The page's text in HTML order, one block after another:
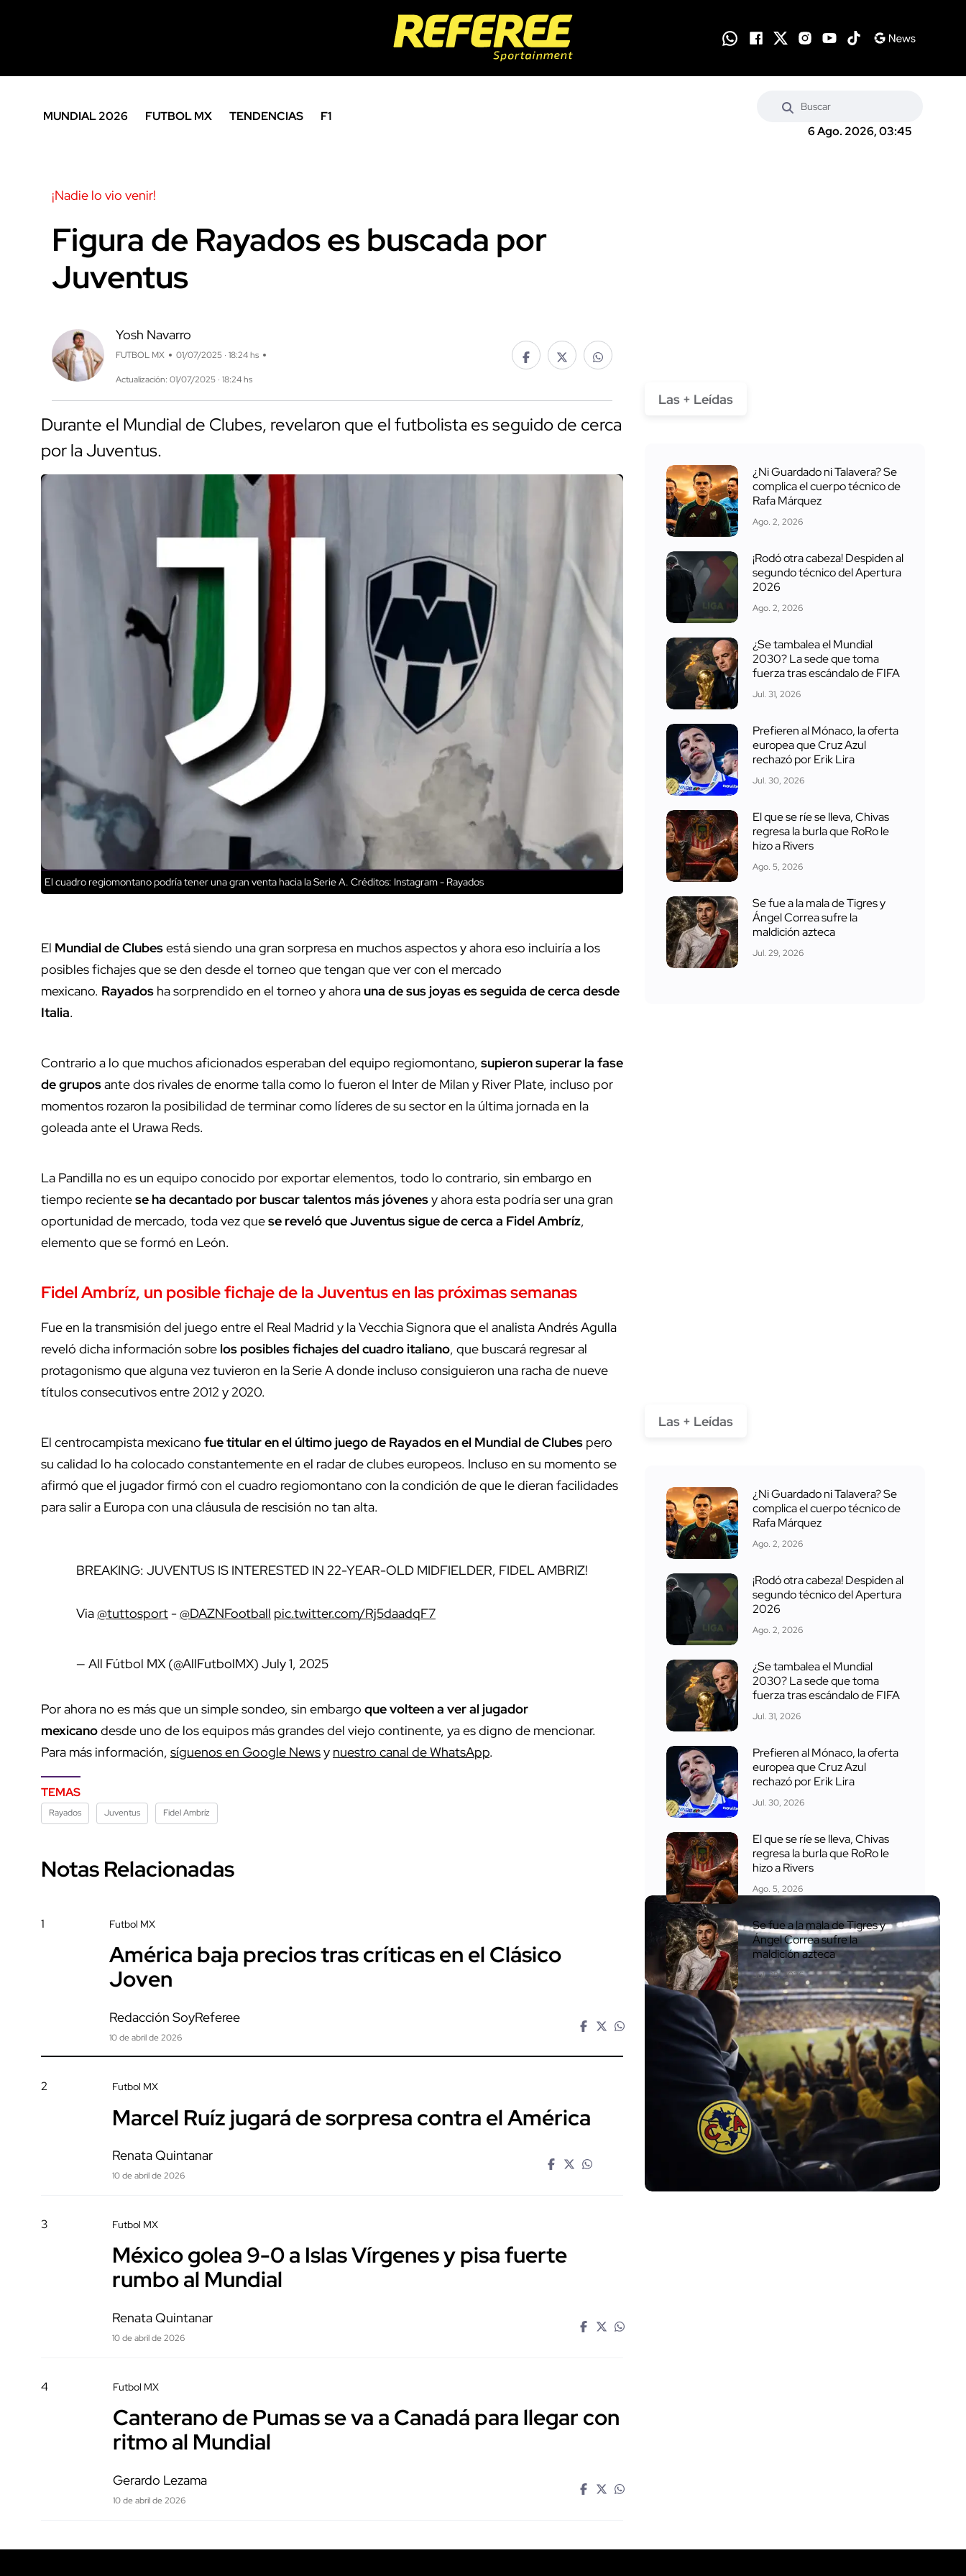
MUNDIAL 2026 FUTBOL MX TENDENCIAS
F1
6 Ago. 2026, 03:45
¡Nadie lo vio venir!
Figura de Rayados es buscada por
Juventus
Yosh Navarro
FUTBOL MX 01/07/2025 · 18:24 hs
Actualización: 01/07/2025 · 18:24 hs
Durante el Mundial de Clubes, revelaron que el futbolista es seguido de cerca
por la Juventus.
El cuadro regiomontano podría tener una gran venta hacia la Serie A. Créditos: Instagram - Rayados
El Mundial de Clubesestá siendo una gran sorpresa en muchos aspectos y ahora eso incluiría a los
posibles fichajes que se den desde el torneo que tengan que ver con el mercado
mexicano. Rayados ha sorprendido en el torneo y ahora una de sus joyas es seguida de cerca desde
Italia.
Contrario a lo que muchos aficionados esperaban del equipo regiomontano, supieron superar la fase
de gruposante dos rivales de enorme talla como lo fueron el Inter de Milan y River Plate, incluso por
momentos rozaron la posibilidad de terminar como líderes de su sector en la última jornada en la
goleada ante el Urawa Reds.
La Pandilla no es un equipo conocido por exportar elementos, todo lo contrario, sin embargo en
tiempo recientese ha decantado por buscar talentos más jóvenesy ahora esta podría ser una gran
oportunidad de mercado, toda vez quese reveló que Juventus sigue de cerca a Fidel Ambríz,
elemento que se formó en León.
Fidel Ambríz, un posible fichaje de la Juventus en las próximas semanas
Fue en la transmisión del juego entre el Real Madrid y la Vecchia Signora que el analista Andrés Agulla
reveló dicha información sobre los posibles fichajes del cuadro italiano, que buscará regresar al
protagonismo que alguna vez tuvieron en la Serie A donde incluso consiguieron una racha de nueve
títulos consecutivos entre 2012 y 2020.
El centrocampista mexicano fue titular en el último juego de Rayados en el Mundial de Clubes pero
su calidad lo ha colocado constantemente en el radar de clubes europeos. Incluso en su momento se
afirmó que el jugador firmó con el cuadro regiomontano con la condición de que le dieran facilidades
para salir a Europa con una cláusula de rescisión no tan alta.
BREAKING: JUVENTUS IS INTERESTED IN 22-YEAR-OLD MIDFIELDER, FIDEL AMBRIZ!
Via@tuttosport -@DAZNFootball pic.twitter.com/Rj5daadqF7
— All Fútbol MX (@AllFutbolMX) July 1, 2025
Por ahora no es más que un simple sondeo, sin embargo que volteen a ver al jugador
mexicanodesde uno de los equipos más grandes del viejo continente, ya es digno de mencionar.
Para más información, síguenos en Google Newsy nuestro canal de WhatsApp.
TEMAS
Rayados Juventus Fidel Ambríz
Notas Relacionadas
1 Futbol MX
América baja precios tras críticas en el Clásico
Joven
Redacción SoyReferee
10 de abril de 2026
2 Futbol MX
Marcel Ruíz jugará de sorpresa contra el América
Renata Quintanar
10 de abril de 2026
3 Futbol MX
México golea 9-0 a Islas Vírgenes y pisa fuerte
rumbo al Mundial
Renata Quintanar
10 de abril de 2026
4 Futbol MX
Canterano de Pumas se va a Canadá para llegar con
ritmo al Mundial
Gerardo Lezama
10 de abril de 2026
Las + Leídas
¿Ni Guardado ni Talavera? Se
complica el cuerpo técnico de
Rafa Márquez
Ago. 2, 2026
¡Rodó otra cabeza! Despiden al
segundo técnico del Apertura
2026
Ago. 2, 2026
¿Se tambalea el Mundial
2030? La sede que toma
fuerza tras escándalo de FIFA
Jul. 31, 2026
Prefieren al Mónaco, la oferta
europea que Cruz Azul
rechazó por Erik Lira
Jul. 30, 2026
El que se ríe se lleva, Chivas
regresa la burla que RoRo le
hizo a Rivers
Ago. 5, 2026
Se fue a la mala de Tigres y
Ángel Correa sufre la
maldición azteca
Jul. 29, 2026
Las + Leídas
¿Ni Guardado ni Talavera? Se
complica el cuerpo técnico de
Rafa Márquez
Ago. 2, 2026
¡Rodó otra cabeza! Despiden al
segundo técnico del Apertura
2026
Ago. 2, 2026
¿Se tambalea el Mundial
2030? La sede que toma
fuerza tras escándalo de FIFA
Jul. 31, 2026
Prefieren al Mónaco, la oferta
europea que Cruz Azul
rechazó por Erik Lira
Jul. 30, 2026
El que se ríe se lleva, Chivas
regresa la burla que RoRo le
hizo a Rivers
Ago. 5, 2026
Se fue a la mala de Tigres y
Ángel Correa sufre la
maldición azteca
Jul. 29, 2026